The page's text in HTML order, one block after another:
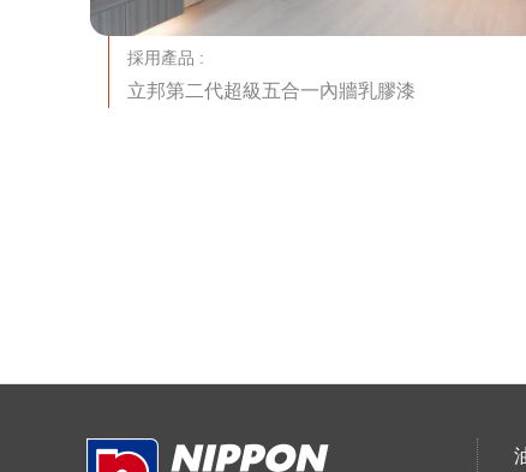
採用產品 :
立邦第二代超級五合一內牆乳膠漆